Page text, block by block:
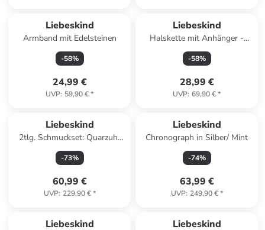
Liebeskind
Armband mit Edelsteinen
-58%
24,99 €
UVP: 59,90 €*
Liebeskind
Halskette mit Anhänger -
(L)50 cm
-58%
28,99 €
UVP: 69,90 €*
Liebeskind
2tlg. Schmuckset: Quarzuhr
und Armband
-73%
60,99 €
UVP: 229,90 €*
Liebeskind
Chronograph in Silber/ Mint
-74%
63,99 €
UVP: 249,90 €*
Liebeskind Liebeskind